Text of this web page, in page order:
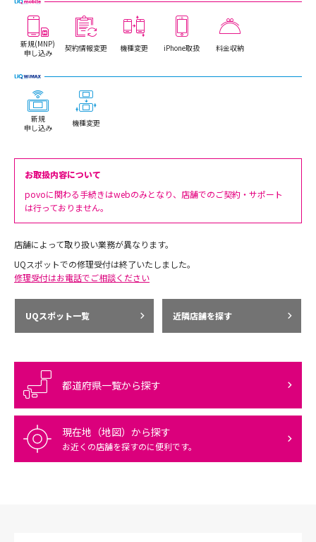
新規(MNP)
申し込み
契約情報変更 機種変更 iPhone取扱 料金収納
新規
申し込み
機種変更
お取扱内容について
povoに関わる手続きはwebのみとなり、店舗でのご契約・サポート
は行っておりません。
店舗によって取り扱い業務が異なります。
UQスポットでの修理受付は終了いたしました。
修理受付はお電話でご相談ください
UQスポット一覧 近隣店舗を探す
都道府県一覧から探す
現在地（地図）から探す
お近くの店舗を探すのに便利です。